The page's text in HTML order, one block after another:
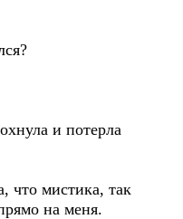
и потерла
что мистика, так
на меня.